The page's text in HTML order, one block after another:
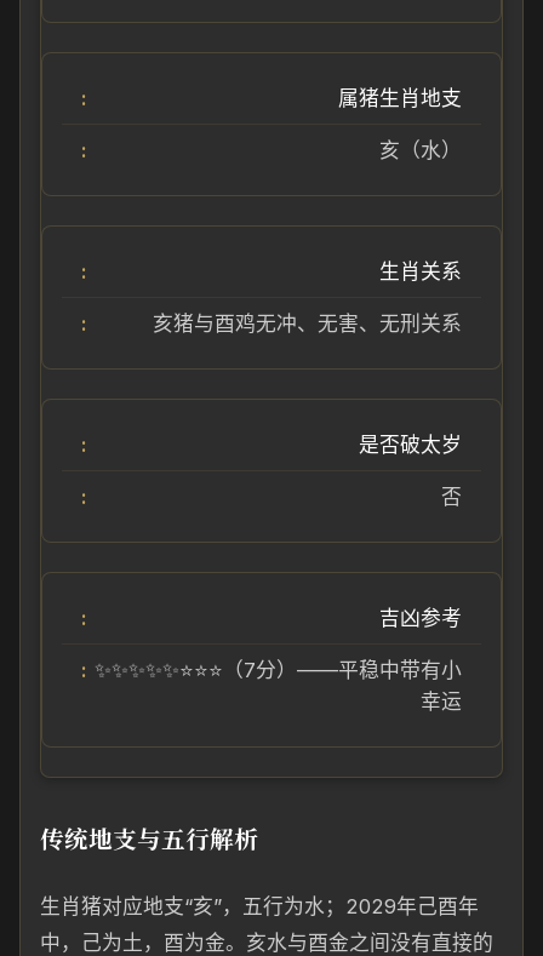
属猪生肖地支
亥（水）
生肖关系
亥猪与酉鸡无冲、无害、无刑关系
是否破太岁
否
吉凶参考
✨✨✨✨✨⭐⭐⭐（7分）——平稳中带有小
幸运
传统地支与五行解析
生肖猪对应地支“亥”，五行为水；2029年己酉年
中，己为土，酉为金。亥水与酉金之间没有直接的